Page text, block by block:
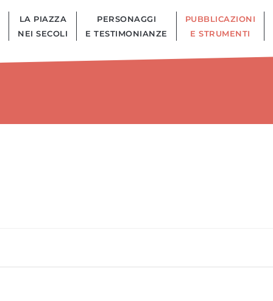
LA PIAZZA
NEI SECOLI
PERSONAGGI
E TESTIMONIANZE
PUBBLICAZIONI
E STRUMENTI